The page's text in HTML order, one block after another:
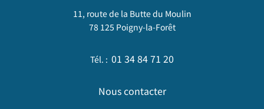
11, route de la Butte du Moulin
78 125 Poigny-la-Forêt
Tél. : 01 34 84 71 20
Nous contacter